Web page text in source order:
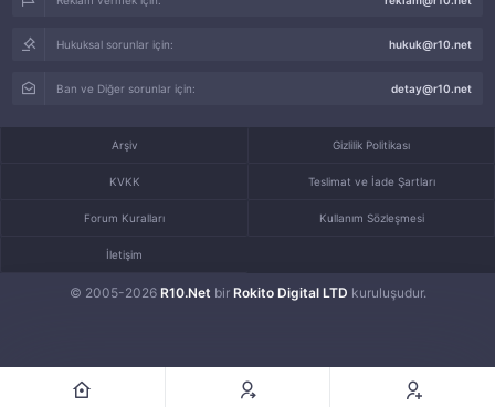
Hukuksal sorunlar için: hukuk@r10.net
Ban ve Diğer sorunlar için: detay@r10.net
© 2005-2026 R10.Net bir Rokito Digital LTD kuruluşudur.
Arşiv Gizlilik Politikası
KVKK Teslimat ve İade Şartları
Forum Kuralları Kullanım Sözleşmesi
İletişim